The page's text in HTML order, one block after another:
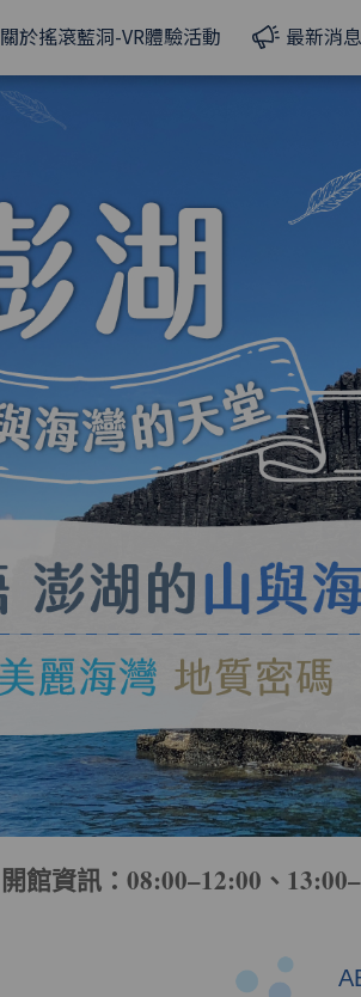
關於搖滾藍洞-VR體驗活動 最新消息
開館資訊：08:00–12:00、